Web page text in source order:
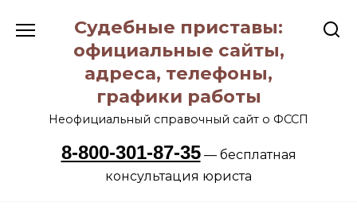
содержанию
Судебные приставы:
официальные сайты,
адреса, телефоны,
графики работы
Неофициальный справочный сайт о ФССП
8-800-301-87-35— бесплатная
консультация юриста